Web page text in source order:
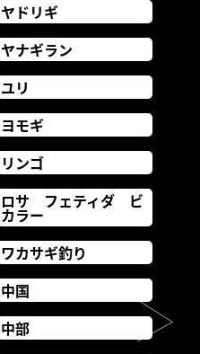
ヤドリギ
ヤナギラン
ユリ
ヨモギ
リンゴ
ロサ フェティダ ビ
カラー
ワカサギ釣り
中国
中部